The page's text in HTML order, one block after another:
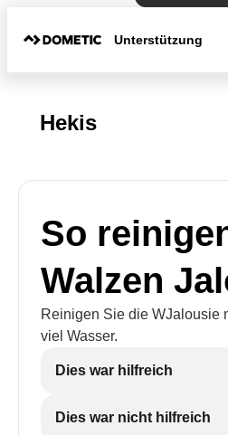
Unterstützung
Hekis
So
Walzen
Reinigen Sie die WJalousie
viel Wasser.
Dies war hilfreich
Dies war nicht hilfreich